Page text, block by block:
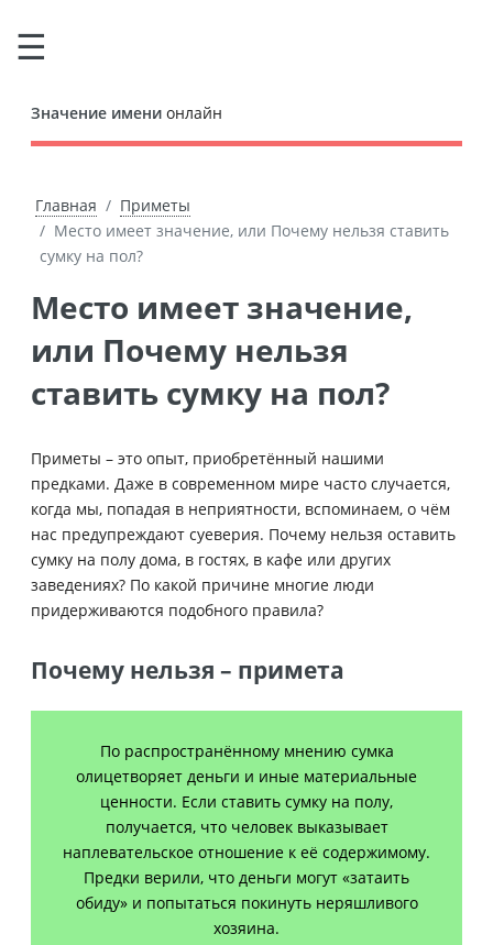
Значение имени онлайн
Главная
Приметы
Место имеет значение, или Почему нельзя ставить
сумку на пол?
Место имеет значение,
или Почему нельзя
ставить сумку на пол?
Приметы – это опыт, приобретённый нашими
предками. Даже в современном мире часто случается,
когда мы, попадая в неприятности, вспоминаем, о чём
нас предупреждают суеверия. Почему нельзя оставить
сумку на полу дома, в гостях, в кафе или других
заведениях? По какой причине многие люди
придерживаются подобного правила?
Почему нельзя – примета
По распространённому мнению сумка
олицетворяет деньги и иные материальные
ценности. Если ставить сумку на полу,
получается, что человек выказывает
наплевательское отношение к её содержимому.
Предки верили, что деньги могут «затаить
обиду» и попытаться покинуть неряшливого
хозяина.